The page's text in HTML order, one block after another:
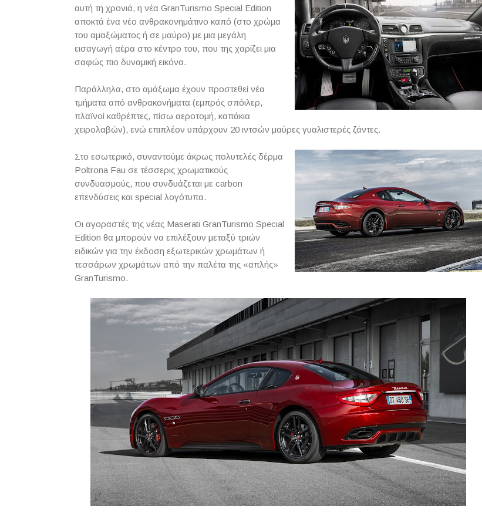
αυτή τη χρονιά, η νέα GranTurismo Special Edition
αποκτά ένα νέο ανθρακονημάτινο καπό (στο χρώμα
του αμαξώματος ή σε μαύρο) με μια μεγάλη
εισαγωγή αέρα στο κέντρο του, που της χαρίζει μια
σαφώς πιο δυναμική εικόνα.
Παράλληλα, στο αμάξωμα έχουν προστεθεί νέα
τμήματα από ανθρακονήματα (εμπρός σπόιλερ,
πλαϊνοί καθρέπτες, πίσω αεροτομή, καπάκια
χειρολαβών), ενώ επιπλέον υπάρχουν 20 ιντσών μαύρες γυαλιστερές ζάντες.
Στο εσωτερικό, συναντούμε άκρως πολυτελές δέρμα
Poltrona Fau σε τέσσερις χρωματικούς
συνδυασμούς, που συνδυάζεται με carbon
επενδύσεις και special λογότυπα.
Οι αγοραστές της νέας Maserati GranTurismo Special
Edition θα μπορούν να επιλέξουν μεταξύ τριών
ειδικών για την έκδοση εξωτερικών χρωμάτων ή
τεσσάρων χρωμάτων από την παλέτα της «απλής»
GranTurismo.